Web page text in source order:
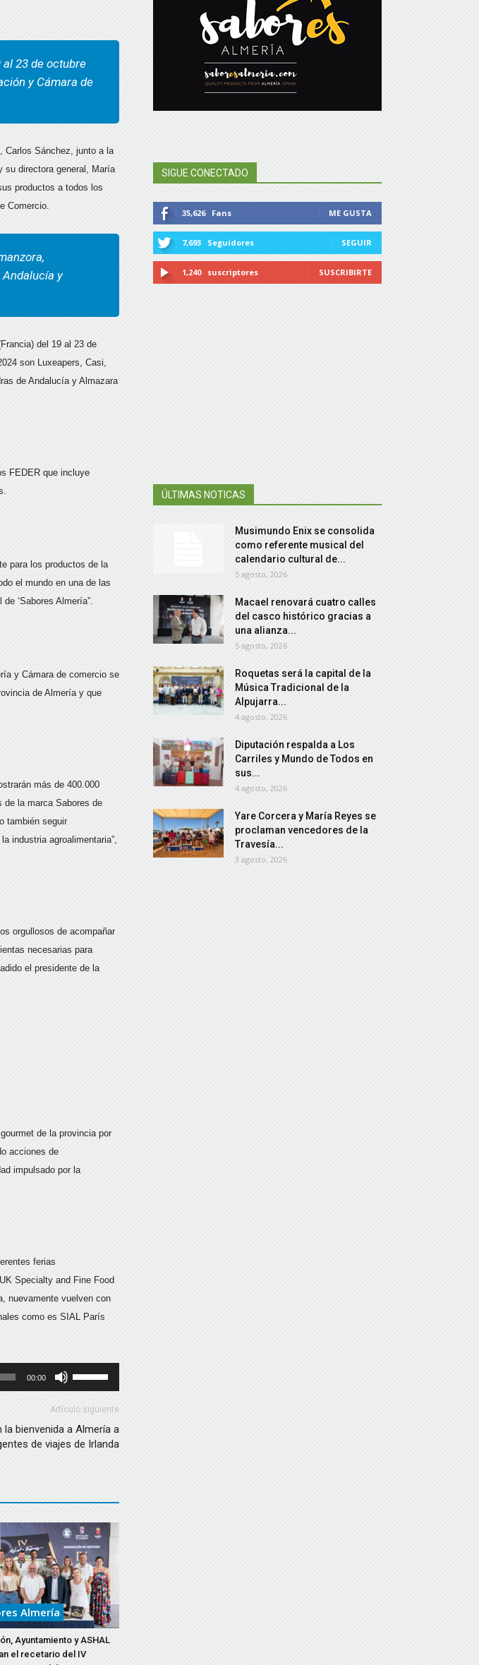
23 de octubre
y Cámara de
Carlos Sánchez, junto a la
su directora general, María
productos a todos los
Comercio.
y
del 19 al 23 de
son Luxeapers, Casi,
de Andalucía y Almazara
FEDER que incluye
para los productos de la
el mundo en una de las
‘Sabores Almería”.
y Cámara de comercio se
de Almería y que
más de 400.000
de la marca Sabores de
también seguir
industria agroalimentaria”,
orgullosos de acompañar
necesarias para
el presidente de la
de la provincia por
acciones de
impulsado por la
ferias
Specialty and Fine Food
nuevamente vuelven con
como es SIAL París
00:00
las
teclas
de
flecha
aumentar
disminuir
el
volumen.
Artículo siguiente
bienvenida a Almería a
de viajes de Irlanda
Almería
Ayuntamiento y ASHAL
el recetario del IV
SIGUE CONECTADO
35,626 Fans ME GUSTA
7,693 Seguidores SEGUIR
1,240 suscriptores SUSCRIBIRTE
ÚLTIMAS NOTICAS
Musimundo Enix se consolida
como referente musical del
calendario cultural de...
5 agosto, 2026
Macael renovará cuatro calles
del casco histórico gracias a
una alianza...
5 agosto, 2026
Roquetas será la capital de la
Música Tradicional de la
Alpujarra...
4 agosto, 2026
Diputación respalda a Los
Carriles y Mundo de Todos en
sus...
4 agosto, 2026
Yare Corcera y María Reyes se
proclaman vencedores de la
Travesía...
3 agosto, 2026